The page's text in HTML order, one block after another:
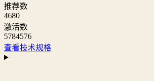
推荐数
4680
激活数
5784576
查看技术规格